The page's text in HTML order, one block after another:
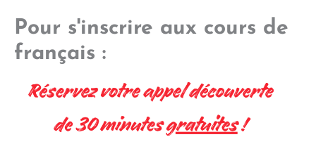
Pour s'inscrire aux cours de
français :